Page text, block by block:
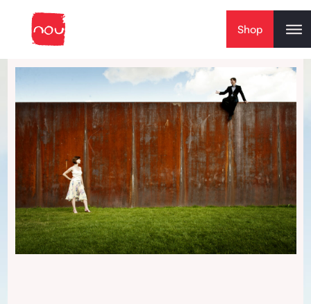
Shop